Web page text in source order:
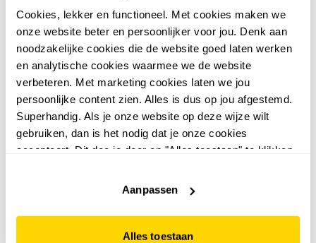
Cookies, lekker en functioneel. Met cookies maken we
onze website beter en persoonlijker voor jou. Denk aan
noodzakelijke cookies die de website goed laten werken
en analytische cookies waarmee we de website
verbeteren. Met marketing cookies laten we jou
persoonlijke content zien. Alles is dus op jou afgestemd.
Superhandig. Als je onze website op deze wijze wilt
gebruiken, dan is het nodig dat je onze cookies
accepteert. Dit doe je door op "Alles toestaan" te klikken.
website niet optimaal functioneert.
Aanpassen
Alles toestaan